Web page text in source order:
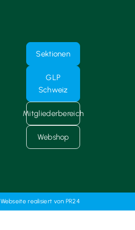
Sektionen
GLP
Schweiz
Mitgliederbereich
Webshop
Webseite realisiert von PR24